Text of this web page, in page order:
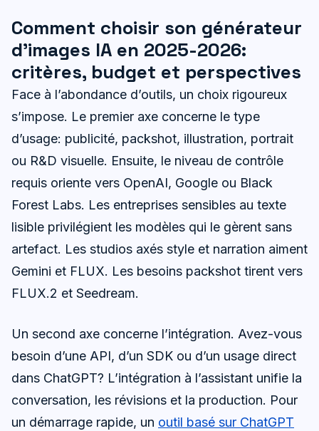
Comment choisir son générateur
d’images IA en 2025-2026:
critères, budget et perspectives
Face à l’abondance d’outils, un choix rigoureux
s’impose. Le premier axe concerne le type
d’usage: publicité, packshot, illustration, portrait
ou R&D visuelle. Ensuite, le niveau de contrôle
requis oriente vers OpenAI, Google ou Black
Forest Labs. Les entreprises sensibles au texte
lisible privilégient les modèles qui le gèrent sans
artefact. Les studios axés style et narration aiment
Gemini et FLUX. Les besoins packshot tirent vers
FLUX.2 et Seedream.
Un second axe concerne l’intégration. Avez-vous
besoin d’une API, d’un SDK ou d’un usage direct
dans ChatGPT? L’intégration à l’assistant unifie la
conversation, les révisions et la production. Pour
un démarrage rapide, un outil basé sur ChatGPT